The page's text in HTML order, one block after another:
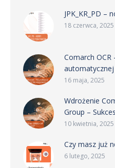
JPK_KR_PD –
18 czerwca, 2025
Comarch
16 maja, 2025
Wdrożenie
Group –
10 kwietnia, 2025
Czy masz już
6 lutego, 2025